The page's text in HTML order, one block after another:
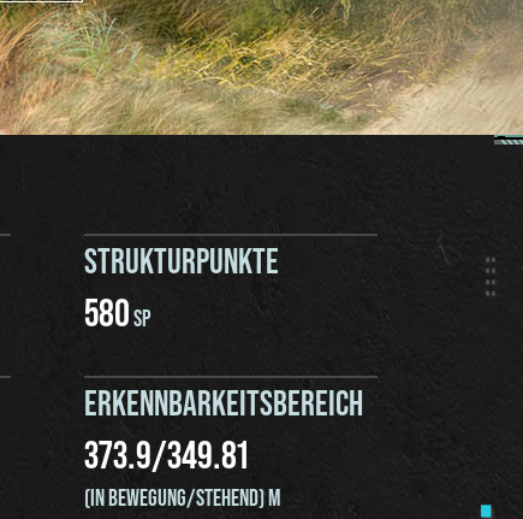
STRUKTURPUNKTE
580SP
ERKENNBARKEITSBEREICH
373.9/349.81
(IN BEWEGUNG/STEHEND) M